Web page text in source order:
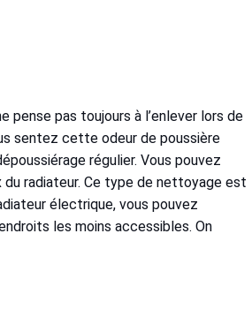
pas toujours à l’enlever lors de
sentez cette odeur de poussière
régulier. Vous pouvez
radiateur. Ce type de nettoyage est
électrique, vous pouvez
les moins accessibles. On